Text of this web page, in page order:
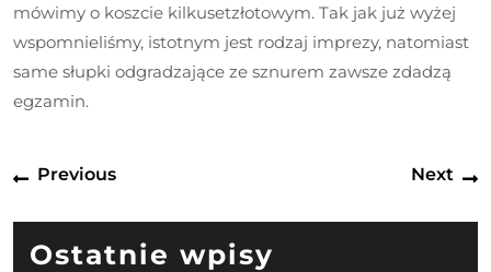
mówimy o koszcie kilkusetzłotowym. Tak jak już wyżej
wspomnieliśmy, istotnym jest rodzaj imprezy, natomiast
same słupki odgradzające ze sznurem zawsze zdadzą
egzamin.
Nawigacja
wpisu
PreviousPrevious
Next
Ostatnie wpisy